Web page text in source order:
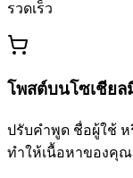
รวดเร็ว
โพสต์บนโซเชียล
ปรับคำพูด ชื่อผู้ใช้
ทำให้เนื้อหาของคุ